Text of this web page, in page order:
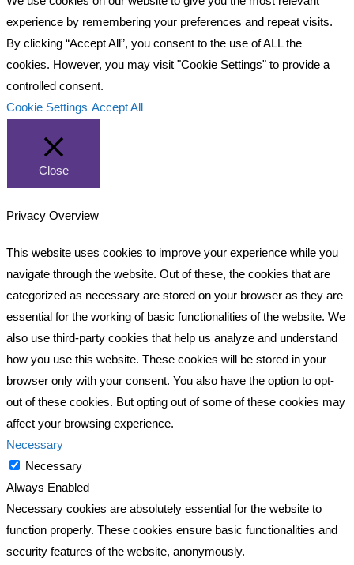
experience by remembering your preferences and repeat visits.
By clicking “Accept All”, you consent to the use of ALL the
cookies. However, you may visit "Cookie Settings" to provide a
controlled consent.
Cookie Settings Accept All
Close
Privacy Overview
This website uses cookies to improve your experience while you
navigate through the website. Out of these, the cookies that are
categorized as necessary are stored on your browser as they are
essential for the working of basic functionalities of the website. We
also use third-party cookies that help us analyze and understand
how you use this website. These cookies will be stored in your
browser only with your consent. You also have the option to opt-
out of these cookies. But opting out of some of these cookies may
affect your browsing experience.
Necessary
Necessary
Always Enabled
Necessary cookies are absolutely essential for the website to
function properly. These cookies ensure basic functionalities and
security features of the website, anonymously.